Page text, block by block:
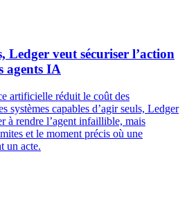
Ledger veut sécuriser l’action
agents IA
artificielle réduit le coût des
systèmes capables d’agir seuls, Ledger
à rendre l’agent infaillible, mais
et le moment précis où une
un acte.